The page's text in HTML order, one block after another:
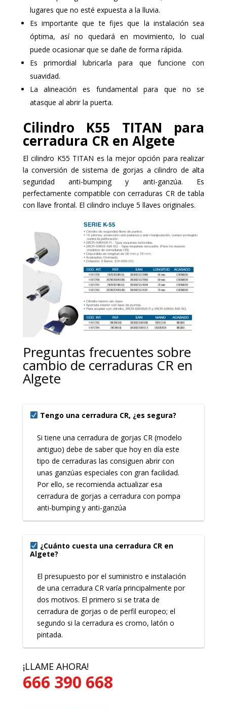
lugares que no esté expuesta a la lluvia.
Es importante que te fijes que la instalación sea
óptima, así no quedará en movimiento, lo cual
puede ocasionar que se dañe de forma rápida.
Es primordial lubricarla para que funcione con
suavidad.
La alineación es fundamental para que no se
atasque al abrir la puerta.
Cilindro K55 TITAN para
cerradura CR en Algete
El cilindro K55 TITAN es la mejor opción para realizar
la conversión de sistema de gorjas a cilindro de alta
seguridad anti-bumping y anti-ganzúa. Es
perfectamente compatible con cerraduras CR de tabla
con llave frontal. El cilindro incluye 5 llaves originales.
Preguntas frecuentes sobre
cambio de cerraduras CR en
Algete
Tengo una cerradura CR, ¿es segura?
Si tiene una cerradura de gorjas CR (modelo
antiguo) debe de saber que hoy en día este
tipo de cerraduras las consiguen abrir con
unas ganzúas especiales con gran facilidad.
Por ello, se recomienda actualizar esa
cerradura de gorjas a cerradura con pompa
anti-bumping y anti-ganzúa
¿Cuánto cuesta una cerradura CR en
Algete?
El presupuesto por el suministro e instalación
de una cerradura CR varía principalmente por
dos motivos. El primero si se trata de
cerradura de gorjas o de perfil europeo; el
segundo si la cerradura es cromo, latón o
pintada.
¡LLAME AHORA!
666 390 668